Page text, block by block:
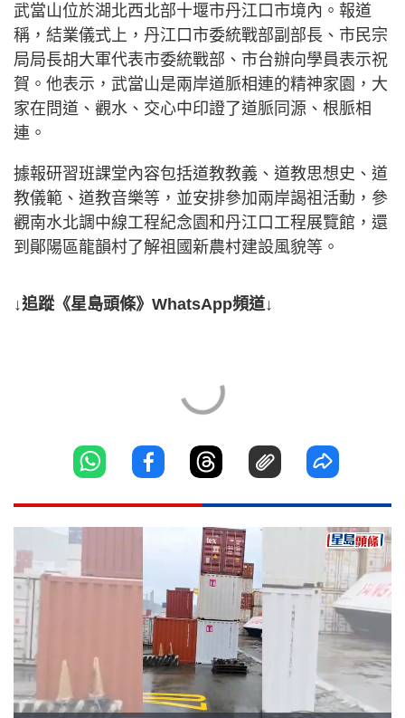
武當山位於湖北西北部十堰市丹江口市境內。報道
稱，結業儀式上，丹江口市委統戰部副部長、市民宗
局局長胡大軍代表市委統戰部、市台辦向學員表示祝
賀。他表示，武當山是兩岸道脈相連的精神家園，大
家在問道、觀水、交心中印證了道脈同源、根脈相
連。
據報研習班課堂內容包括道教教義、道教思想史、道
教儀範、道教音樂等，並安排參加兩岸謁祖活動，參
觀南水北調中線工程紀念園和丹江口工程展覽館，還
到鄖陽區龍韻村了解祖國新農村建設風貌等。
↓追蹤《星島頭條》WhatsApp頻道↓